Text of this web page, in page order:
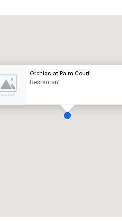
Orchids at Palm Court
Restaurant